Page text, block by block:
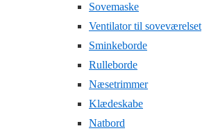
Sovemaske
Ventilator til soveværelset
Sminkeborde
Rulleborde
Næsetrimmer
Klædeskabe
Natbord